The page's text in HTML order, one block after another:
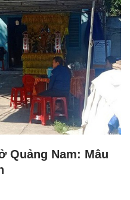
Quảng Nam: Mâu